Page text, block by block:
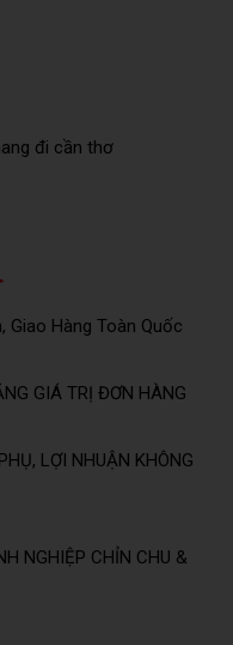
đi cần thơ
Giao Hàng Toàn Quốc
GIÁ TRỊ ĐƠN HÀNG
LỢI NHUẬN KHÔNG
NGHIỆP CHỈN CHU &